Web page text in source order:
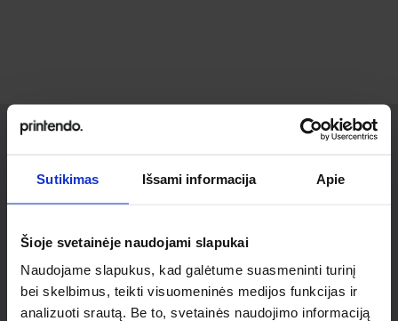
Sutikimas Išsami informacija Apie
Šioje svetainėje naudojami slapukai
Naudojame slapukus, kad galėtume suasmeninti turinį
bei skelbimus, teikti visuomeninės medijos funkcijas ir
analizuoti srautą. Be to, svetainės naudojimo informaciją
Ieškai
individualaus
sprendimo?
Susisiek su mumis dėl